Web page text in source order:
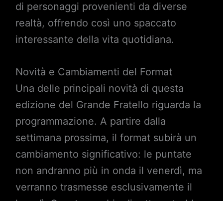
di personaggi provenienti da diverse
realtà, offrendo così uno spaccato
interessante della vita quotidiana.
Novità e Cambiamenti del Format
Una delle principali novità di questa
edizione del Grande Fratello riguarda la
programmazione. A partire dalla
settimana prossima, il format subirà un
cambiamento significativo: le puntate
non andranno più in onda il venerdì, ma
verranno trasmesse esclusivamente il